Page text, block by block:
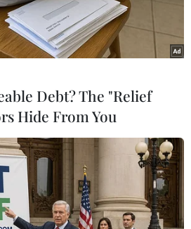
ông Trump. (Nguồn: greatagain.gov)
chuyển giao quyền lực của
Donald Trump đã công
Debt? The "Relief
Hide From You